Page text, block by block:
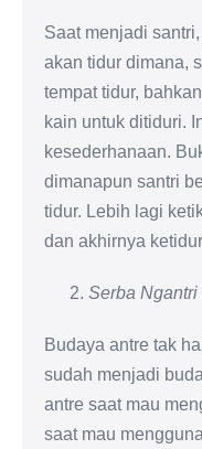
Saat menjadi
akan tidur dimana,
tempat tidur,
kain untuk ditiduri.
kesederhanaan.
dimanapun santri
tidur. Lebih lagi
dan akhirnya
Serba Ngantri
Budaya antre tak
sudah menjadi
antre saat mau
saat mau